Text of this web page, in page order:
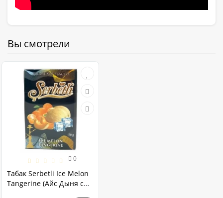
Вы смотрели
0
Табак Serbetli Ice Melon
Tangerine (Айс Дыня с